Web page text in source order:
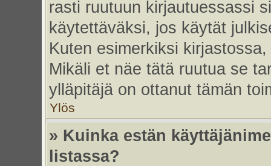
rasti ruutuun kirjautuessassi
käytettäväksi, jos käytät
Kuten esimerkiksi
Mikäli et näe tätä ruutua se
ylläpitäjä on ottanut tämän
Ylös
» Kuinka estän
listassa?